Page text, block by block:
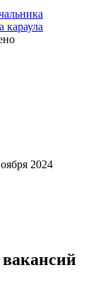
караула
2024